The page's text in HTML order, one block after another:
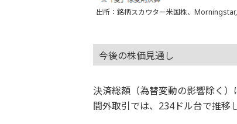
出所：銘柄スカウター米国株、
今後の株価見通し
決済総額（為替変動の影響除く
間外取引では、234ドル台で推移